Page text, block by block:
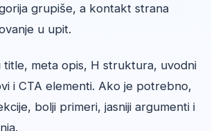
grupiše, a kontakt strana
u upit.
title, meta opis, H struktura, uvodni
i CTA elementi. Ako je potrebno,
bolji primeri, jasniji argumenti i